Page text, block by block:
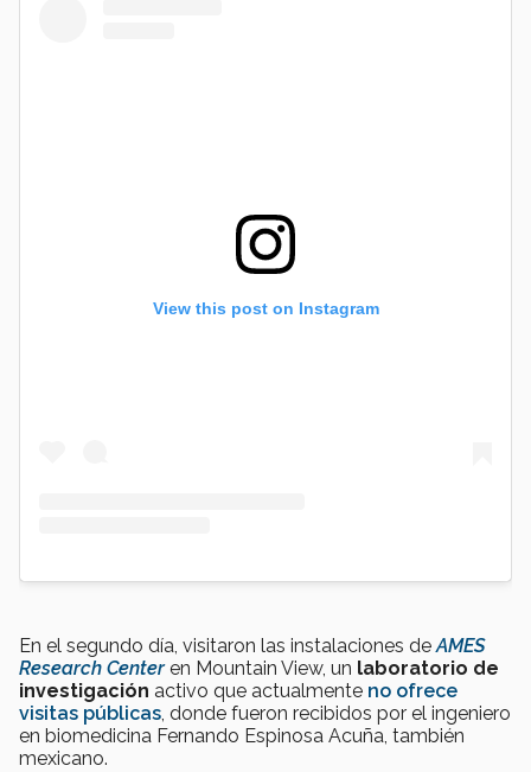
View this post on Instagram
En el segundo día, visitaron las instalaciones deAMES
Research Center en Mountain View, un laboratorio de
investigación activo que actualmente no ofrece
visitas públicas, donde fueron recibidos por el ingeniero
en biomedicina Fernando Espinosa Acuña, también
mexicano.